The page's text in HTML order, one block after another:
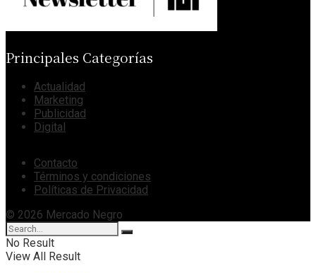
Principales Categorías
Actualidad
Marketing
Publicidad
Digital
Contacto
Términos y condiciones
Políticas de Privacidad
© 2026 Mercado Negro
No Result
View All Result